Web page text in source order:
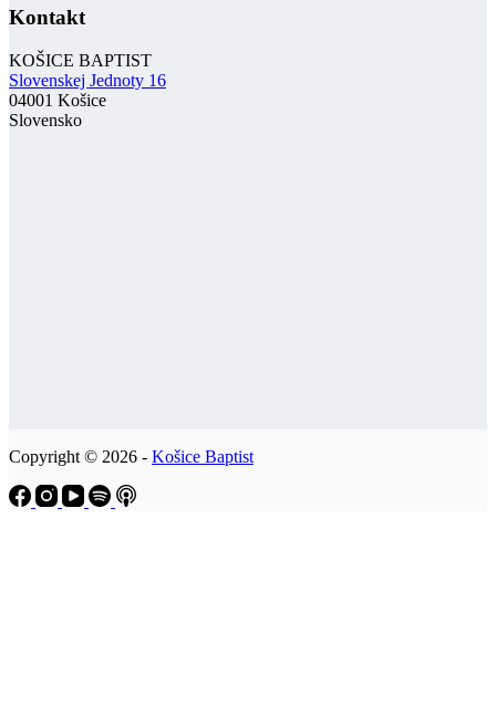
Kontakt
KOŠICE BAPTIST
Slovenskej Jednoty 16
04001 Košice
Slovensko
Copyright © 2026 - Košice Baptist